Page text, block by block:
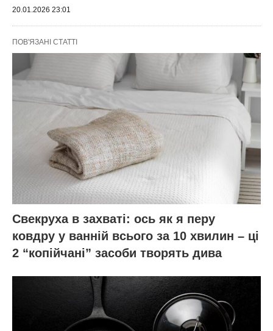
20.01.2026 23:01
ПОВ'ЯЗАНІ СТАТТІ
Свекруха в захваті: ось як я перу
ковдру у ванній всього за 10 хвилин – ці
2 “копійчані” засоби творять дива